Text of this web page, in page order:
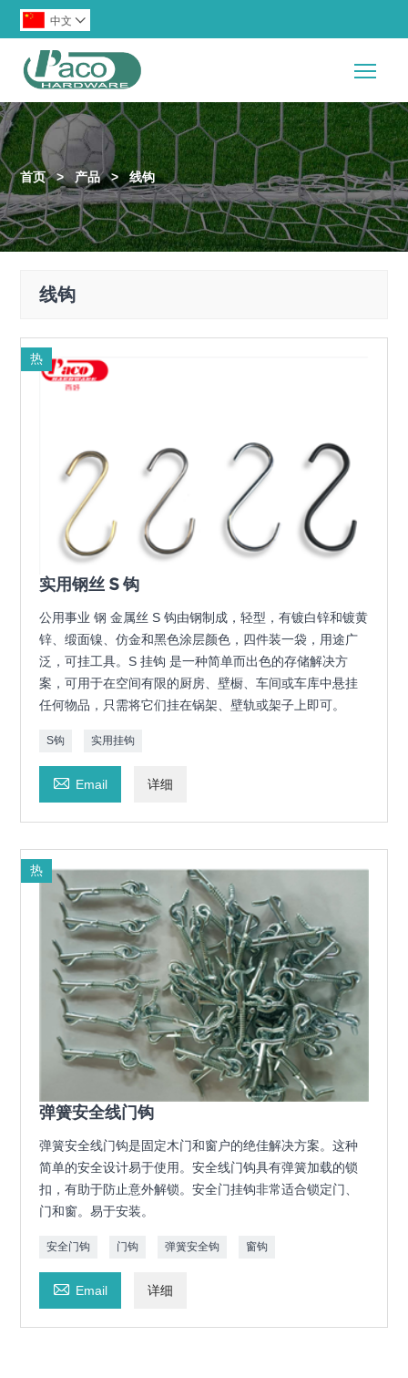
中文 
首页 > 产品 > 线钩
线钩
热
实用钢丝 S 钩
公用事业 钢 金属丝 S 钩由钢制成，轻型，有镀白锌和镀黄
锌、缎面镍、仿金和黑色涂层颜色，四件装一袋，用途广
泛，可挂工具。S 挂钩 是一种简单而出色的存储解决方
案，可用于在空间有限的厨房、壁橱、车间或车库中悬挂
任何物品，只需将它们挂在锅架、壁轨或架子上即可。
S钩 实用挂钩
 Email 详细
热
弹簧安全线门钩
弹簧安全线门钩是固定木门和窗户的绝佳解决方案。这种
简单的安全设计易于使用。安全线门钩具有弹簧加载的锁
扣，有助于防止意外解锁。安全门挂钩非常适合锁定门、
门和窗。易于安装。
安全门钩 门钩 弹簧安全钩 窗钩
 Email 详细